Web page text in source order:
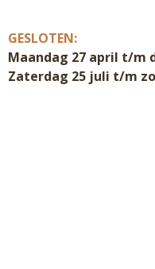
GESLOTEN:
Maandag 27 april t/m
Zaterdag 25 juli t/m